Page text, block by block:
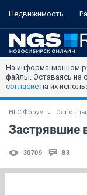
Недвижимость
На информационном
файлы. Оставаясь на
согласие на их
НГС.Форум
Застрявшие
30709 83